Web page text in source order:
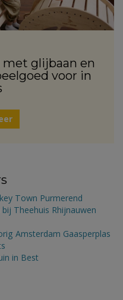
glijbaan en
voor in
Town Purmerend
bij Theehuis Rhijnauwen
Amsterdam Gaasperplas
in Best